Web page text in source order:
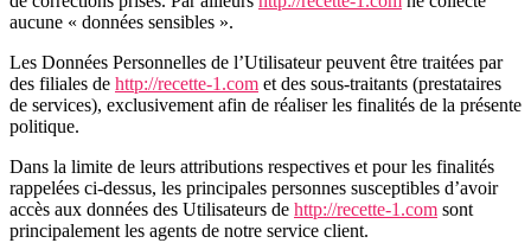
aucune « données sensibles ».
Les Données Personnelles de l’Utilisateur peuvent être traitées par
des filiales de http://recette-1.com et des sous-traitants (prestataires
de services), exclusivement afin de réaliser les finalités de la présente
politique.
Dans la limite de leurs attributions respectives et pour les finalités
rappelées ci-dessus, les principales personnes susceptibles d’avoir
accès aux données des Utilisateurs de http://recette-1.com sont
principalement les agents de notre service client.